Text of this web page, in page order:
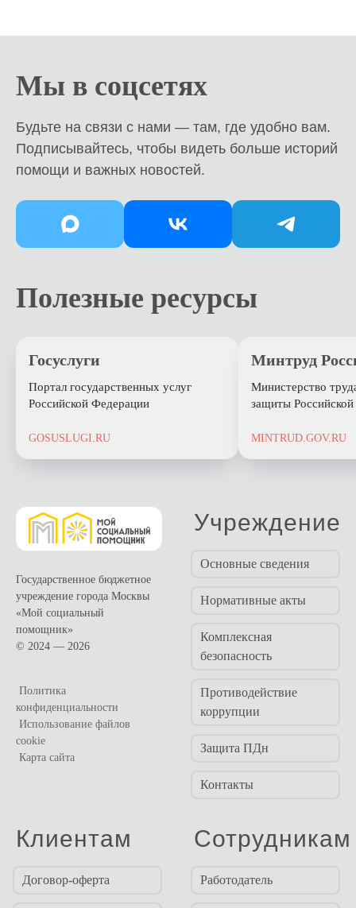
Мы в соцсетях
Будьте на связи с нами — там, где удобно вам.
Подписывайтесь, чтобы видеть больше историй
помощи и важных новостей.
Полезные ресурсы
Госуслуги
Портал государственных услуг
Российской Федерации
GOSUSLUGI.RU
Минтруд
Министерство
защиты
MINTRUD.GOV.RU
Государственное бюджетное
учреждение города Москвы
«Мой социальный
помощник»
© 2024 — 2026
Политика
конфиденциальности
Использование файлов
cookie
Карта сайта
Учреждение
Основные сведения
Нормативные акты
Комплексная
безопасность
Противодействие
коррупции
Защита ПДн
Контакты
Клиентам
Договор-оферта
Сотрудникам
Работодатель